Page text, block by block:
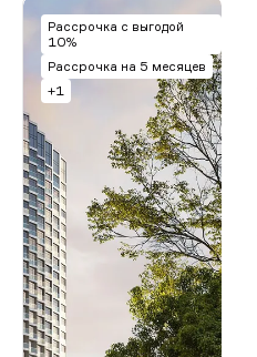
Рассрочка с выгодой
10%
Рассрочка на 5 месяцев
+1